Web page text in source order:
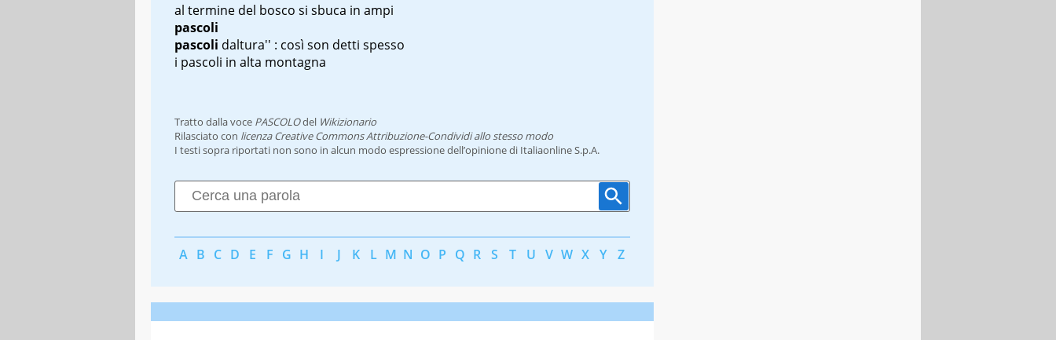
al termine del bosco si sbuca in ampi
pascoli
pascoli daltura'' : così son detti spesso
i pascoli in alta montagna
Tratto dalla voce PASCOLOdel Wikizionario
Rilasciato con licenza Creative Commons Attribuzione-Condividi allo stesso modo
I testi sopra riportati non sono in alcun modo espressione dell’opinione di Italiaonline S.p.A.
A B C D E F G H I J K L M N O P Q R S T U V W X Y Z